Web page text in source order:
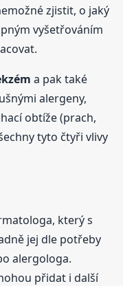
zjistit, o jaký
vyšetřováním
a pak také
alergeny,
obtíže (prach,
tyto čtyři vlivy
který s
jej dle potřeby
alergologa.
přidat i další